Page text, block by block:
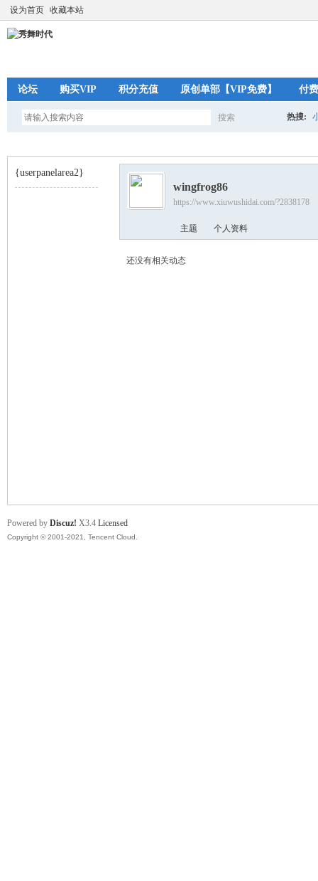
设为首页 收藏本站
论坛 购买VIP 积分充值 原创单部【VIP免费】 付
搜索
索
热搜:
{userpanelarea2}
wingfrog86
https://www.xiuwushidai.com/?2838178
主题 个人资料
还没有相关动态
Powered by Discuz! X3.4 Licensed
Copyright © 2001-2021, Tencent Cloud.